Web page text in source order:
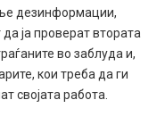
дезинформации,
ја проверат втората
во заблуда и,
кои треба да ги
својата работа.